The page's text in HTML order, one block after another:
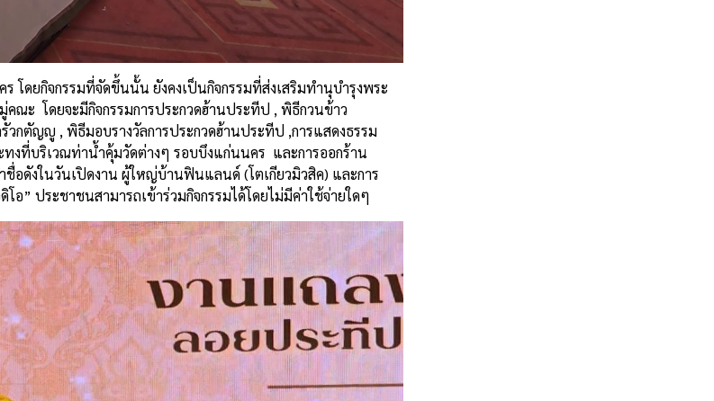
ดยกิจกรรมที่จัดขึ้นนั้น ยังคงเป็นกิจกรรมที่ส่งเสริมทำนุบำรุงพระ
ณะ โดยจะมีกิจกรรมการประกวดฮ้านประทีป , พิธีกวนข้าว
กตัญญู , พิธีมอบรางวัลการประกวดฮ้านประทีป ,การแสดงธรรม
งที่บริเวณท่าน้ำคุ้มวัดต่างๆ รอบบึงแก่นนคร และการออกร้าน
อดังในวันเปิดงาน ผู้ใหญ่บ้านฟินแลนด์ (โตเกียวมิวสิค) และการ
ประชาชนสามารถเข้าร่วมกิจกรรมได้โดยไม่มีค่าใช้จ่ายใดๆ